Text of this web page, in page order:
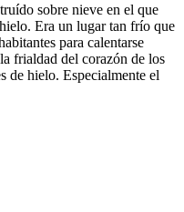
sobre nieve en el que
Era un lugar tan frío que
para calentarse
frialdad del corazón de los
de hielo. Especialmente el